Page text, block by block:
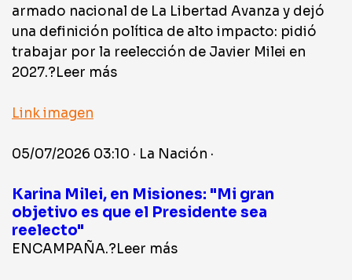
armado nacional de La Libertad Avanza y dejó
una definición política de alto impacto: pidió
trabajar por la reelección de Javier Milei en
2027.?Leer más
Link imagen
05/07/2026 03:10 · La Nación ·
Karina Milei, en Misiones: "Mi gran
objetivo es que el Presidente sea
reelecto"
ENCAMPAÑA.?Leer más